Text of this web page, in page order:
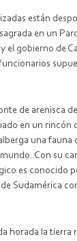
están
en un
el gobierno de
de arenisca
en un rincón
una fauna
Con su
es conocido
Sudamérica
horada la tierra